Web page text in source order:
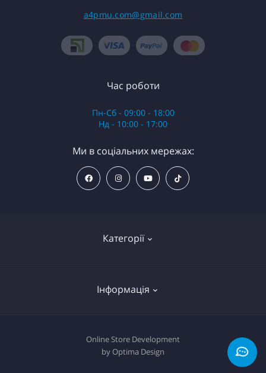
a4pmu.com@gmail.com
Категорії
Пігменти
Інформація
Декларація про файли cookie
Політика приватності
Час роботи
Пн-Сб - 09:00 - 18:00
Нд - 10:00 - 17:00
Ми в соціальних мережах:
Online Store Development
by Optima Design